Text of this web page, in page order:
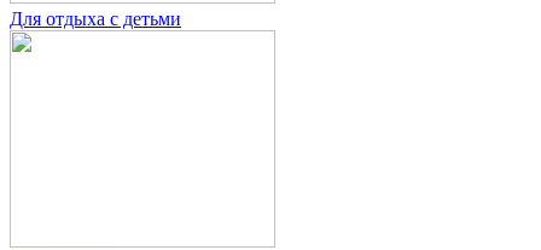
Для отдыха с детьми